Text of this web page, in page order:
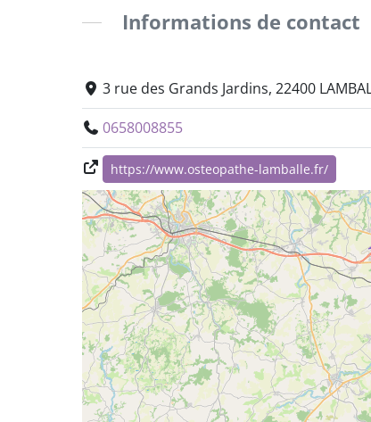
Informations de contact
3 rue des Grands Jardins, 22400
0658008855
https://www.osteopathe-lamballe.fr/